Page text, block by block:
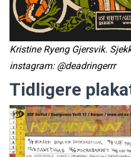
Kristine Ryeng Gjersvik.
instagram: @deadringerrr
Tidligere